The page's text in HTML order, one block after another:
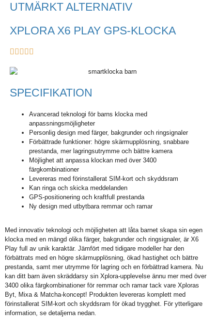
UTMÄRKT ALTERNATIV
XPLORA X6 PLAY GPS-KLOCKA
SPECIFIKATION
Avancerad teknologi för barns klocka med
anpassningsmöjligheter
Personlig design med färger, bakgrunder och ringsignaler
Förbättrade funktioner: högre skärmupplösning, snabbare
prestanda, mer lagringsutrymme och bättre kamera
Möjlighet att anpassa klockan med över 3400
färgkombinationer
Levereras med förinstallerat SIM-kort och skyddsram
Kan ringa och skicka meddelanden
GPS-positionering och kraftfull prestanda
Ny design med utbytbara remmar och ramar
Med innovativ teknologi och möjligheten att låta barnet skapa sin egen
klocka med en mängd olika färger, bakgrunder och ringsignaler, är X6
Play full av unik karaktär. Jämfört med tidigare modeller har den
förbättrats med en högre skärmupplösning, ökad hastighet och bättre
prestanda, samt mer utrymme för lagring och en förbättrad kamera. Nu
kan ditt barn även skräddarsy sin Xplora-upplevelse ännu mer med över
3400 olika färgkombinationer för remmar och ramar tack vare Xploras
Byt, Mixa & Matcha-koncept! Produkten levereras komplett med
förinstallerat SIM-kort och skyddsram för ökad trygghet. För ytterligare
information, se detaljerna nedan.